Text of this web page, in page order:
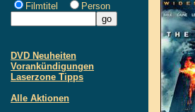
Filmtitel
Person
DVD Neuheiten
Vorankündigungen
Laserzone Tipps
Alle Aktionen